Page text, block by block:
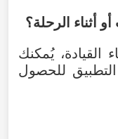
أثناء الرحلة؟
يُمكنك
للحصول